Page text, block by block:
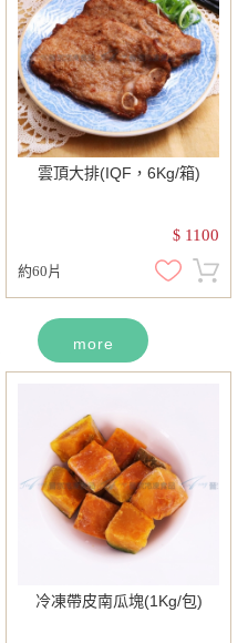
雲頂大排(IQF，6Kg/箱)
$ 1100
約60片
more
冷凍帶皮南瓜塊(1Kg/包)